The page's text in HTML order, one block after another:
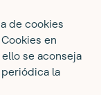
de cookies
en
se aconseja
la